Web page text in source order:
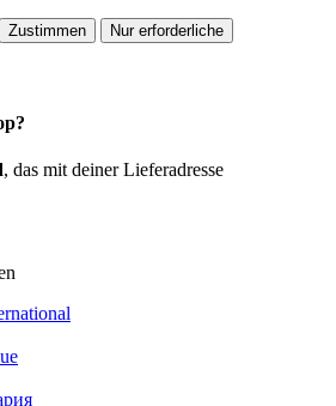
Zustimmen Nur erforderliche
, das mit deiner Lieferadresse